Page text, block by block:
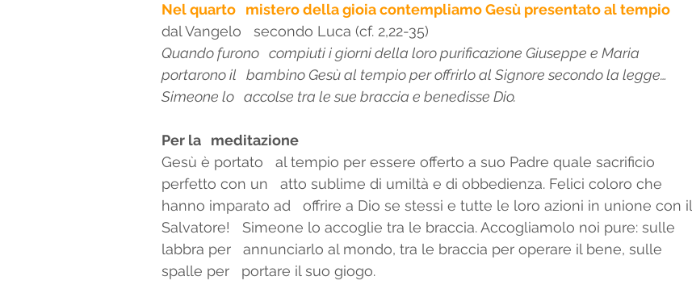
Nel quarto   mistero della gioia contempliamo Gesù presentato al tempio
dal Vangelo   secondo Luca (cf. 2,22-35)
Quando furono   compiuti i giorni della loro purificazione Giuseppe e Maria
portarono il   bambino Gesù al tempio per offrirlo al Signore secondo la legge…
Simeone lo   accolse tra le sue braccia e benedisse Dio.
Per la   meditazione
Gesù è portato   al tempio per essere offerto a suo Padre quale sacrificio
perfetto con un   atto sublime di umiltà e di obbedienza. Felici coloro che
hanno imparato ad   offrire a Dio se stessi e tutte le loro azioni in unione con il
Salvatore!   Simeone lo accoglie tra le braccia. Accogliamolo noi pure: sulle
labbra per   annunciarlo al mondo, tra le braccia per operare il bene, sulle
spalle per   portare il suo giogo.